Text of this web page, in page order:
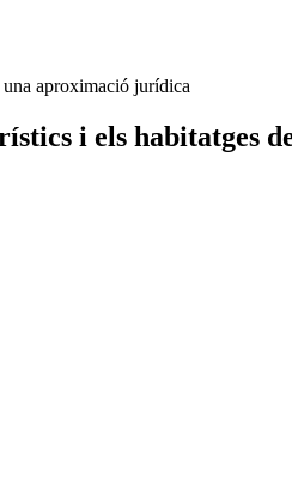
una aproximació jurídica
i els habitatges